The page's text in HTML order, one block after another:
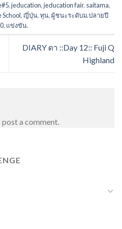
,jeducation,jeducation fair, saitama,
School,ญี่ปุ่น,ทุน,ผู้ชนะระดับม.ปลายปี
, แข่งขัน.
DIARY ดา ::Day 12:: Fuji Q
Highland
a comment.